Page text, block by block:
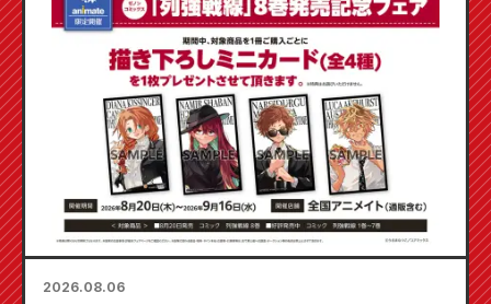
2026.08.06